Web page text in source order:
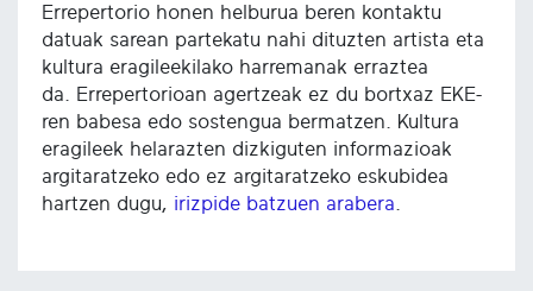
Errepertorio honen helburua beren kontaktu
datuak sarean partekatu nahi dituzten artista eta
kultura eragileekilako harremanak erraztea
da. Errepertorioan agertzeak ez du bortxaz EKE-
ren babesa edo sostengua bermatzen. Kultura
eragileek helarazten dizkiguten informazioak
argitaratzeko edo ez argitaratzeko eskubidea
hartzen dugu, irizpide batzuen arabera